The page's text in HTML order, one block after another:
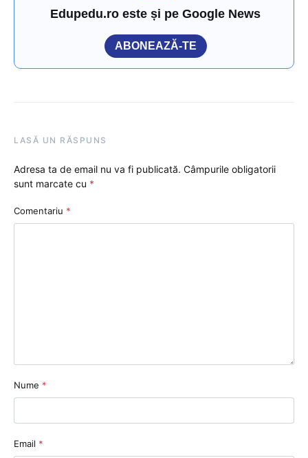
Edupedu.ro este și pe Google News
ABONEAZĂ-TE
LASĂ UN RĂSPUNS
Adresa ta de email nu va fi publicată. Câmpurile obligatorii
sunt marcate cu *
Comentariu *
Nume *
Email *